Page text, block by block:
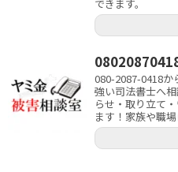
できます。
080-2087-0418か
強い司法書士へ
らせ・取り立て
ます！家族や職